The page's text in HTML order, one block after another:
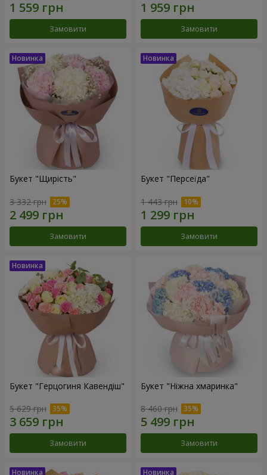
Замовити Замовити
Букет "Щирість"
3 332 грн
Замовити
Букет "Персеїда"
1 443 грн
Замовити
Букет "Герцогиня Кавендіш"
5 629 грн
Замовити
Букет "Ніжна хмаринка"
8 460 грн
Замовити